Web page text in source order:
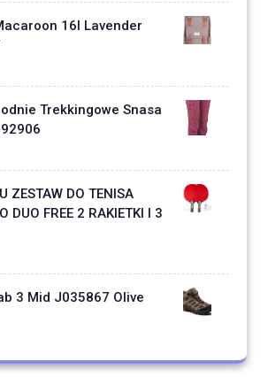
16l Lavender
Trekkingowe Snasa
ZESTAW DO TENISA
DUO FREE 2 RAKIETKI I 3
3 Mid J035867 Olive